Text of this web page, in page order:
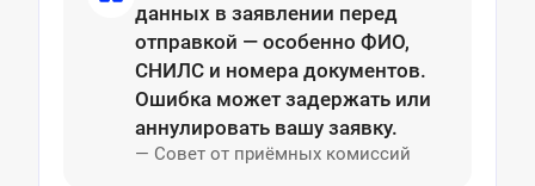
данных в заявлении перед
отправкой — особенно ФИО,
СНИЛС и номера документов.
Ошибка может задержать или
аннулировать вашу заявку.
— Совет от приёмных комиссий